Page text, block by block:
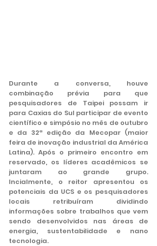
Durante a conversa, houve
combinação prévia para que
pesquisadores de Taipei possam ir
para Caxias do Sul participar de evento
científico e simpósio no mês de outubro
e da 32ª edição da Mecopar (maior
feira de inovação industrial da América
Latina). Após o primeiro encontro em
reservado, os líderes acadêmicos se
juntaram ao grande grupo.
Incialmente, o reitor apresentou os
potenciais da UCS e os pesquisadores
locais retribuíram dividindo
informações sobre trabalhos que vem
sendo desenvolvidos nas áreas de
energia, sustentabilidade e nano
tecnologia.